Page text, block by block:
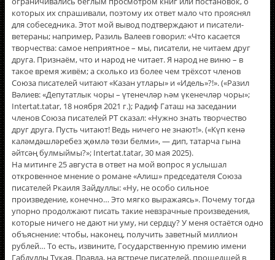
которых их спрашивали, поэтому их ответ мало что прояснял
для собеседника. Этот мой вывод подтверждают и писатели-
ветераны; например, Разиль Валеев говорил: «Что касается
творчества: самое неприятное – мы, писатели, не читаем друг
друга. Признаëм, что и народ не читает. Я народ не виню – в
такое время живëм; а сколько из более чем трëхсот членов
Союза писателей читают «Казан утлары» и «Идель»?!». («Разил
Вәлиев: «Депутатлык чоры – үтенечләр һәм үкенечләр чоры»;
Intertat.tatar, 18 ноября 2021 г.); Радиф Гаташ на заседании
членов Союза писателей РТ сказал: «Нужно знать творчество
друг друга. Пусть читают! Ведь ничего не знают!». («Күп кенә
каләмдәшләребез җөмлә төзи белми», — дип, татарча гына
әйтсәң булмыймы?»; Intertat.tatar, 30 мая 2025).
На митинге 25 августа в ответ на мой вопрос я услышал
откровенное мнение о романе «Алиш» председателя Союза
писателей Ркаиля Зайдуллы: «Ну, не особо сильное
произведение, конечно… Это мягко выражаясь». Почему тогда
упорно продолжают писать такие невзрачные произведения,
которые ничего не дают ни уму, ни сердцу? У меня остаëтся одно
объяснение: чтобы, наконец, получить заветный миллион
рублей… То есть, извините, Государственную премию имени
Габдуллы Тукая. Правда, на встрече писателей, прошедшей в